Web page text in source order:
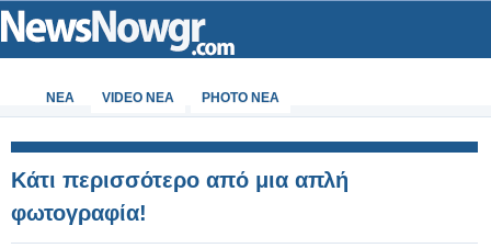
ΝΕΑ VIDEO NEA PHOTO NEA
Κάτι περισσότερο από μια απλή
φωτογραφία!